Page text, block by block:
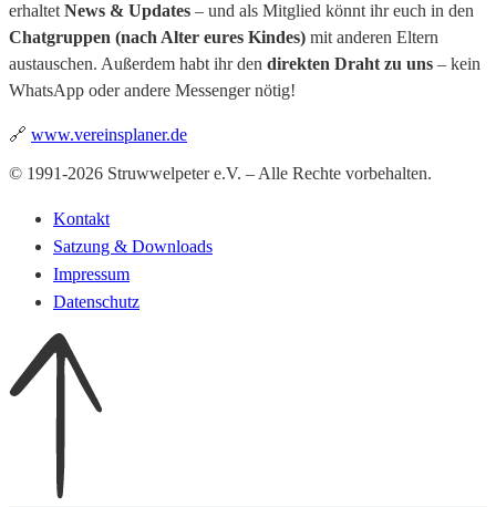
erhaltet News & Updates – und als Mitglied könnt ihr euch in den
Chatgruppen (nach Alter eures Kindes) mit anderen Eltern
austauschen. Außerdem habt ihr den direkten Draht zu uns – kein
WhatsApp oder andere Messenger nötig!
🔗 www.vereinsplaner.de
© 1991-2026 Struwwelpeter e.V. – Alle Rechte vorbehalten.
Kontakt
Satzung & Downloads
Impressum
Datenschutz